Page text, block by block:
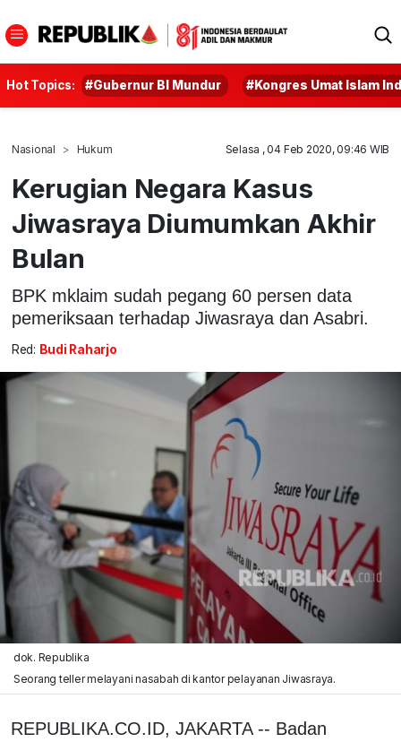
Hot Topics: #Gubernur BI Mundur #Kongres Umat Islam
Nasional Hukum Selasa , 04 Feb 2020, 09:46 WIB
Kerugian Negara Kasus
Jiwasraya Diumumkan Akhir
Bulan
BPK mklaim sudah pegang 60 persen data
pemeriksaan terhadap Jiwasraya dan Asabri.
Red: Budi Raharjo
dok. Republika
Seorang teller melayani nasabah di kantor pelayanan Jiwasraya.
REPUBLIKA.CO.ID, JAKARTA -- Badan